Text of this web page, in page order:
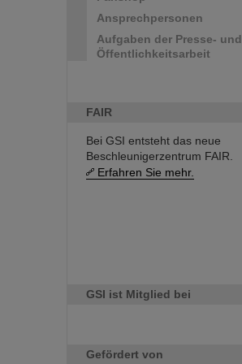
Ansprechpersonen
Aufgaben der Presse- und
Öffentlichkeitsarbeit
FAIR
Bei GSI entsteht das neue
Beschleunigerzentrum FAIR.
Erfahren Sie mehr.
GSI ist Mitglied bei
Gefördert von